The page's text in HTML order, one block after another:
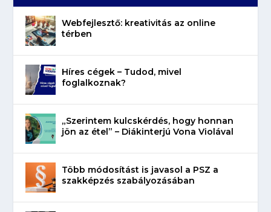
Webfejlesztő: kreativitás az online
térben
Híres cégek – Tudod, mivel
foglalkoznak?
„Szerintem kulcskérdés, hogy honnan
jön az étel” – Diákinterjú Vona Violával
Több módosítást is javasol a PSZ a
szakképzés szabályozásában